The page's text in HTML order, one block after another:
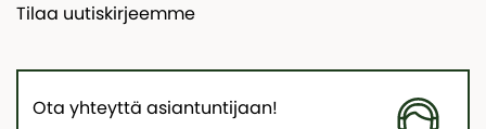
Tilaa uutiskirjeemme
Ota yhteyttä asiantuntijaan!